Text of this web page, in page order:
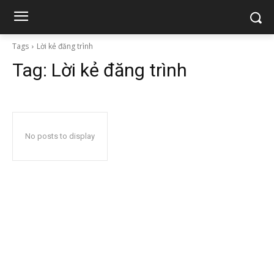
Tags Lời kẻ đăng trình
Tag: Lời kẻ đăng trình
No posts to display